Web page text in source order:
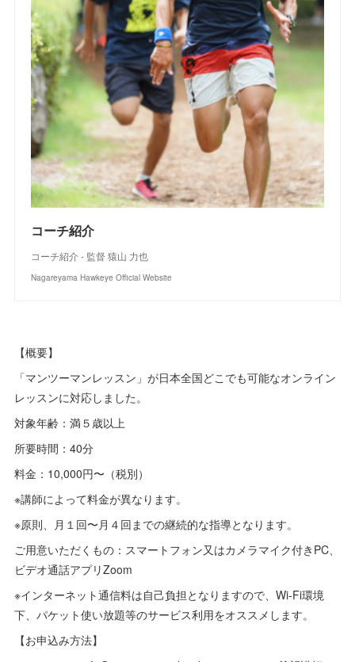
コーチ紹介
コーチ紹介 - 監督 猿山 力也
Nagareyama Hawkeye Official Website
【概要】
「マンツーマンレッスン」が日本全国どこでも可能なオンライン
レッスンに対応しました。
対象年齢：満５歳以上
所要時間：40分
料金：10,000円〜（税別）
※講師によって料金が異なります。
※原則、月１回〜月４回までの継続的な指導となります。
ご用意いただくもの：スマートフォン又はカメラマイク付きPC、
ビデオ通話アプリZoom
※インターネット通信料は自己負担となりますので、Wi-Fi環境
下、パケット使い放題等のサービス利用をオススメします。
【お申込み方法】